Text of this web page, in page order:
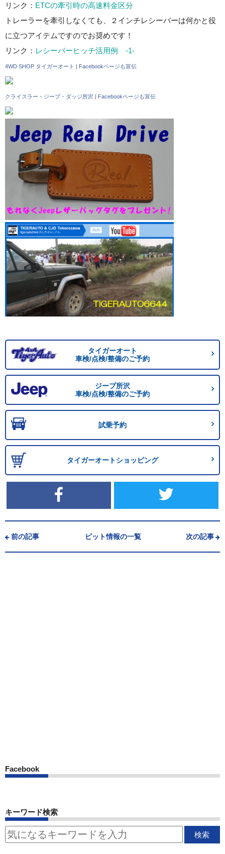
リンク： ETCの牽引時の高速料金区分
トレーラーを牽引しなくても、２インチレシーバーは何かと役
に立つアイテムですのでお奨めです！
リンク： レシーバーヒッチ活用例 -1-
4WD SHOP タイガーオート | Facebookページも宣伝
クライスラー・ジープ・ダッジ所沢 | Facebookページも宣伝
タイガーオート
車検/点検/整備のご予約
ジープ所沢
車検/点検/整備のご予約
試乗予約
タイガーオートショッピング
前の記事 ピット情報の一覧 次の記事
Facebook
キーワード検索